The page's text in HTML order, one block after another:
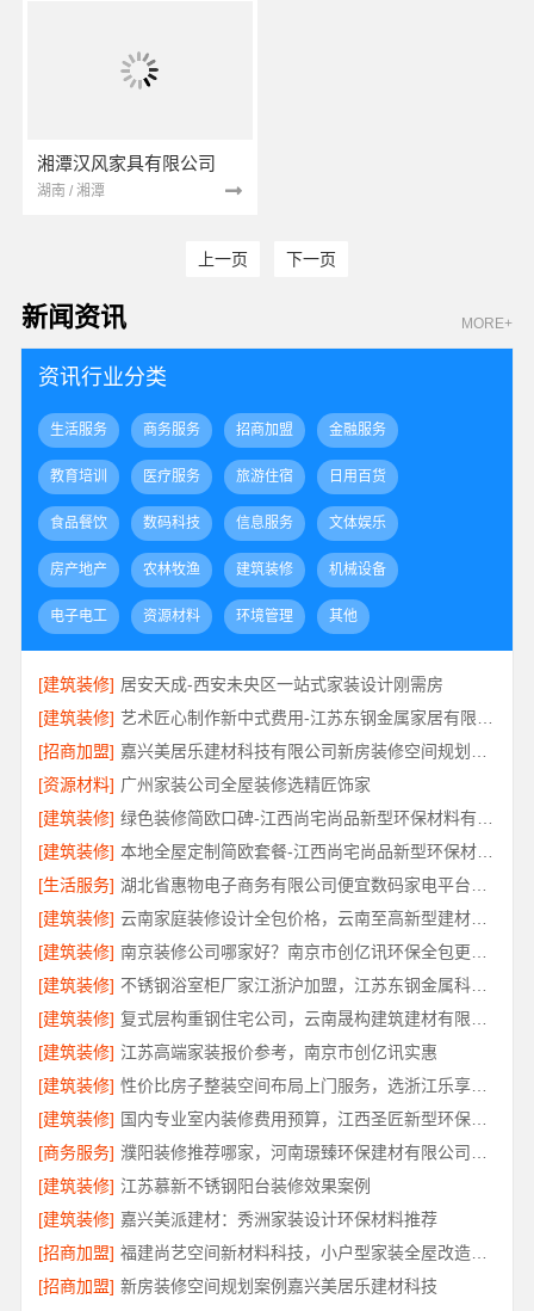
湘潭汉风家具有限公司
湖南 / 湘潭
上一页 下一页
新闻资讯 MORE+
资讯行业分类
生活服务 商务服务 招商加盟 金融服务
教育培训 医疗服务 旅游住宿 日用百货
食品餐饮 数码科技 信息服务 文体娱乐
房产地产 农林牧渔 建筑装修 机械设备
电子电工 资源材料 环境管理 其他
[建筑装修] 居安天成-西安未央区一站式家装设计刚需房
[建筑装修]
[招商加盟]
[资源材料] 广州家装公司全屋装修选精匠饰家
[建筑装修]
[建筑装修]
本地全屋定制简欧套餐-江西尚宅尚品新型环保材料有限公司
[生活服务]
[建筑装修]
云南家庭装修设计全包价格，云南至高新型建材有限公司性价比高
[建筑装修]
[建筑装修]
不锈钢浴室柜厂家江浙沪加盟，江苏东钢金属科技有限公司诚邀合作
[建筑装修]
[建筑装修] 江苏高端家装报价参考，南京市创亿讯实惠
[建筑装修]
性价比房子整装空间布局上门服务，选浙江乐享新材料有限公司
[建筑装修]
国内专业室内装修费用预算，江西圣匠新型环保材料有限公司
[商务服务]
[建筑装修] 江苏慕新不锈钢阳台装修效果案例
[建筑装修] 嘉兴美派建材：秀洲家装设计环保材料推荐
[招商加盟]
福建尚艺空间新材料科技，小户型家装全屋改造优选报价
[招商加盟] 新房装修空间规划案例嘉兴美居乐建材科技